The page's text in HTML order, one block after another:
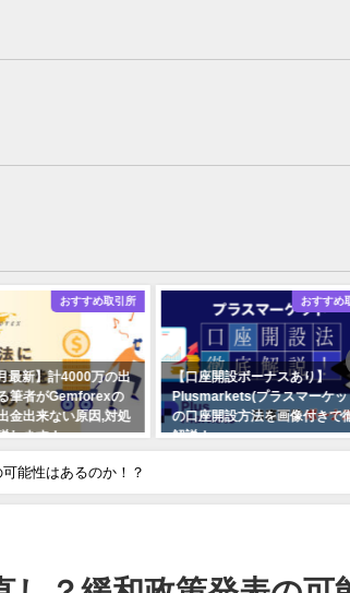
おすすめ取引所
最新】計4000万の出
筆者がGemforexの
金出来ない原因,対処
します！
おすすめ
【口座開設ボーナスあり】
Plusmarkets(プラスマーケッ
の口座開設方法を画像付きで
解説！
能性はあるのか！？